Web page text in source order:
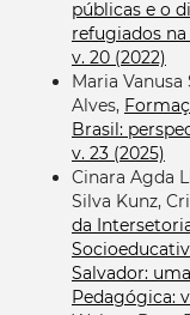
públicas e o
refugiados
v. 20 (2022)
Maria Vanusa
Alves,
Brasil:
v. 23 (2025)
Cinara Agda
Silva Kunz,
da
Salvador:
Pedagógica: